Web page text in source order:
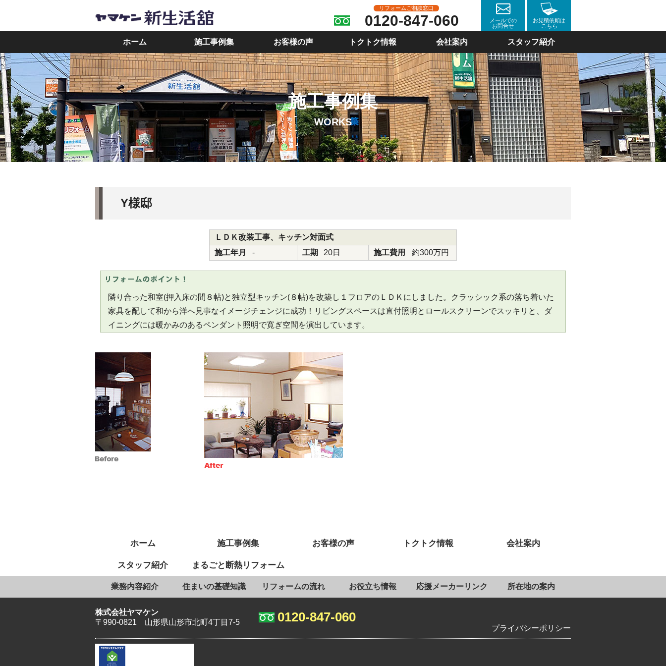
リフォームご相談窓口
0120-847-060
メールでの
お問合せ
お見積依頼は
こちら
ホーム 施工事例集 お客様の声 トクトク情報 会社案内 スタッフ紹介
施工事例集
WORKS
Y様邸
ＬＤＫ改装工事、キッチン対面式
施工年月
- 工期 20日 施工費用 約300万円
隣り合った和室(押入床の間８帖)と独立型キッチン(８帖)を改築し１フロアのＬＤＫにしました。クラッシック系の落ち着いた
家具を配して和から洋へ見事なイメージチェンジに成功！リビングスペースは直付照明とロールスクリーンでスッキリと、ダ
イニングには暖かみのあるペンダント照明で寛ぎ空間を演出しています。
ホーム 施工事例集 お客様の声 トクトク情報 会社案内
スタッフ紹介 まるごと断熱リフォーム
業務内容紹介 住まいの基礎知識 リフォームの流れ お役立ち情報 応援メーカーリンク 所在地の案内
株式会社ヤマケン
〒990-0821 山形県山形市北町4丁目7-5
0120-847-060
プライバシーポリシー